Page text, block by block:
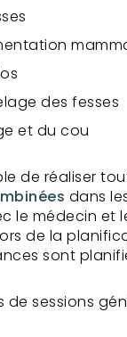
des fesses
et du cou
de réaliser
dans
le médecin et
de la
sont
de sessions